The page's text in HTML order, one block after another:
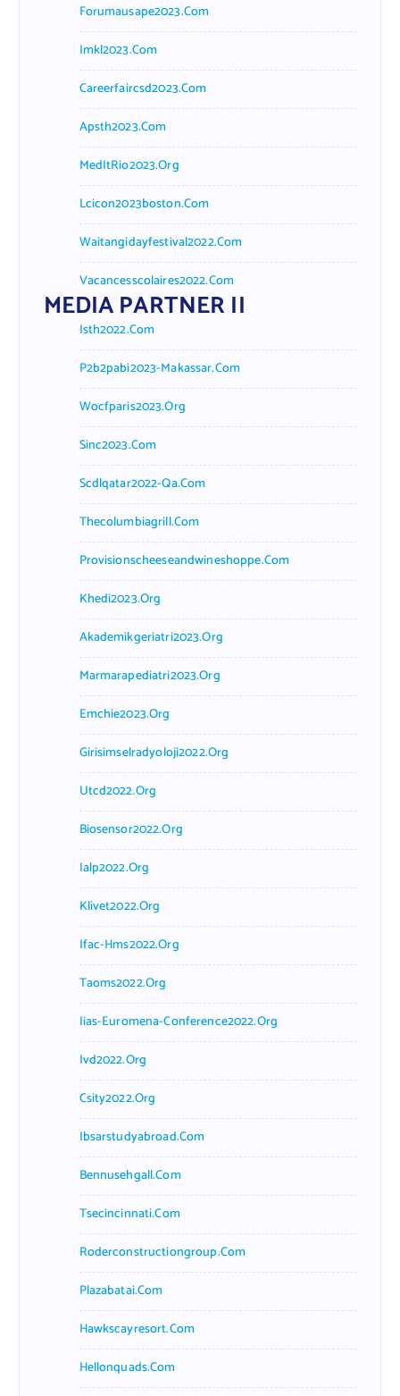
Forumausape2023.com
Imkl2023.com
Careerfaircsd2023.com
Apsth2023.com
MedItRio2023.org
Lcicon2023boston.com
Waitangidayfestival2022.com
Vacancesscolaires2022.com
MEDIA PARTNER II
Isth2022.com
P2b2pabi2023-Makassar.com
Wocfparis2023.org
Sinc2023.com
Scdlqatar2022-Qa.com
Thecolumbiagrill.com
Provisionscheeseandwineshoppe.com
Khedi2023.org
Akademikgeriatri2023.org
Marmarapediatri2023.org
Emchie2023.org
Girisimselradyoloji2022.org
Utcd2022.org
Biosensor2022.org
Ialp2022.org
Klivet2022.org
Ifac-Hms2022.org
Taoms2022.org
Iias-Euromena-Conference2022.org
Ivd2022.org
Csity2022.org
Ibsarstudyabroad.com
Bennusehgall.com
Tsecincinnati.com
Roderconstructiongroup.com
Plazabatai.com
Hawkscayresort.com
Hellonquads.com